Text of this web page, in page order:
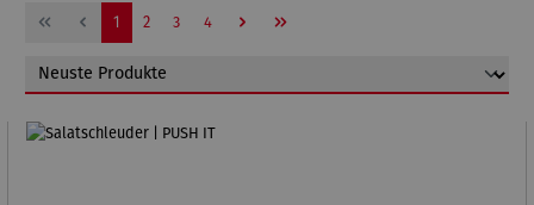
Seite
1 Seite
2 Seite
3 Seite
4